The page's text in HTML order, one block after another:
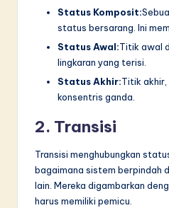
Status Komposit:
status bersarang. Ini
Status Awal:Titik awal
lingkaran yang terisi.
Status Akhir:Titik akhir,
konsentris ganda.
2. Transisi
Transisi menghubungkan
bagaimana sistem berpindah
lain. Mereka digambarkan
harus memiliki pemicu.